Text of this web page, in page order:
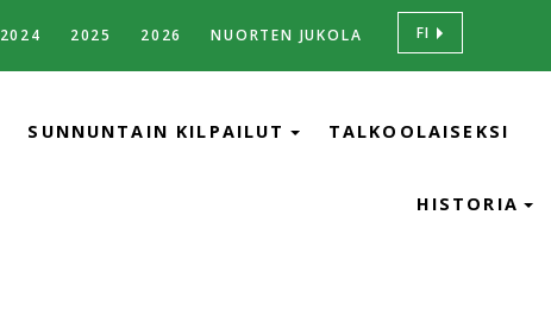
2024 2025 2026 NUORTEN JUKOLA FI
SUNNUNTAIN KILPAILUT TALKOOLAISEKSI
HISTORIA